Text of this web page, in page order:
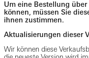
Um eine Bestellung
können, müssen Sie
ihnen zustimmen.
Aktualisierungen dieser
Wir können diese